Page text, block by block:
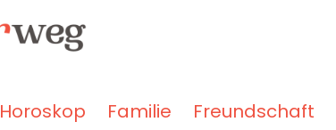
Horoskop Familie Freundschaft